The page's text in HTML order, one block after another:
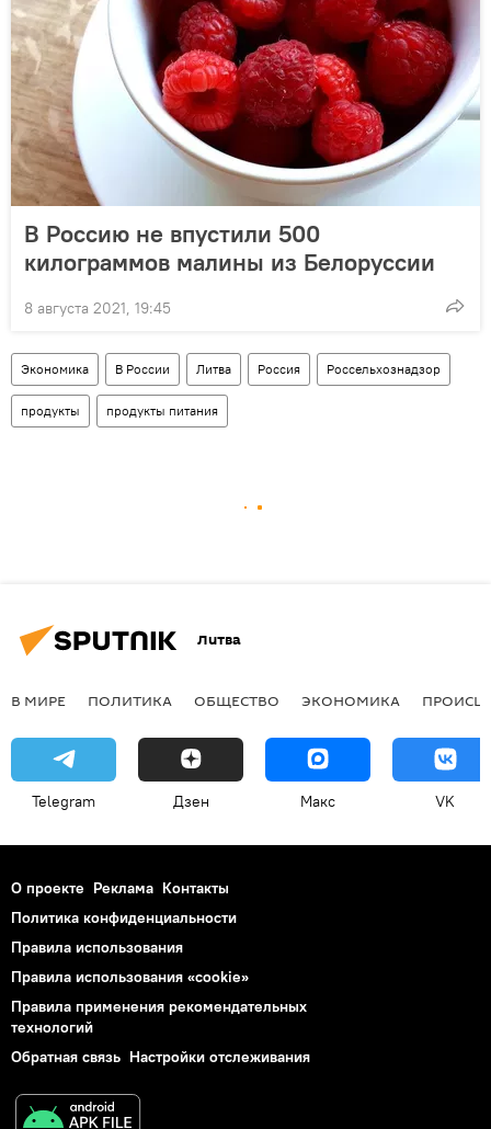
В Россию не впустили 500
килограммов малины из Белоруссии
8 августа 2021, 19:45
Экономика В России Литва Россия Россельхознадзор
продукты продукты питания
Литва
В МИРЕ ПОЛИТИКА ОБЩЕСТВО ЭКОНОМИКА
Telegram Дзен Макс VK
О проекте Реклама Контакты
Политика конфиденциальности
Правила использования
Правила использования «cookie»
Правила применения рекомендательных
технологий
Обратная связь Настройки отслеживания